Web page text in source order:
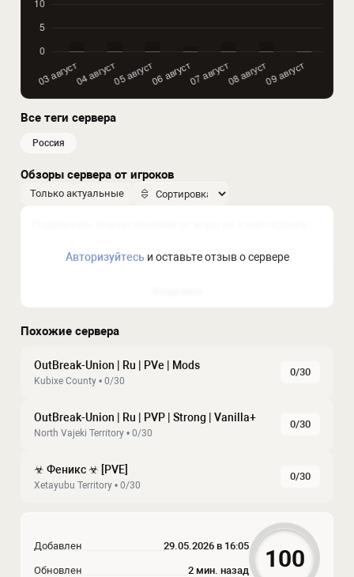
Все теги сервера
россия
Обзоры сервера от игроков
Только актуальные
Авторизуйтесьи оставьте отзыв о сервере
Похожие сервера
OutBreak-Union | Ru | PVe | Mods
Kubixe County • 0/30
0/30
OutBreak-Union | Ru | PVP | Strong | Vanilla+
North Vajeki Territory • 0/30
0/30
☣ Феникс ☣ [PVE]
Xetayubu Territory • 0/30
0/30
Добавлен 29.05.2026 в 16:05
Обновлен 2 мин. назад 100